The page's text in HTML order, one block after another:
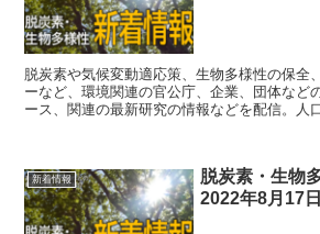
脱炭素や気候変動適応策、生物多様性の保全
ーなど、環境関連の官公庁、企業、団体など
ース、関連の最新研究の情報などを配信。人
新着情報
脱炭素・生物
2022年8月17